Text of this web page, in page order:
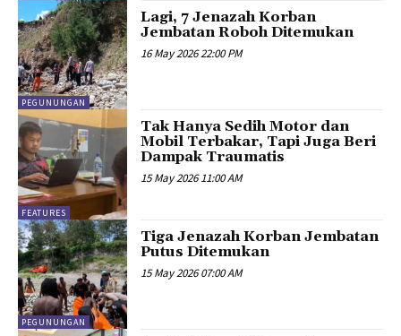
PEGUNUNGAN
Lagi, 7 Jenazah Korban
Jembatan Roboh Ditemukan
16 May 2026 22:00 PM
FEATURES
Tak Hanya Sedih Motor dan
Mobil Terbakar, Tapi Juga Beri
Dampak Traumatis
15 May 2026 11:00 AM
PEGUNUNGAN
Tiga Jenazah Korban Jembatan
Putus Ditemukan
15 May 2026 07:00 AM